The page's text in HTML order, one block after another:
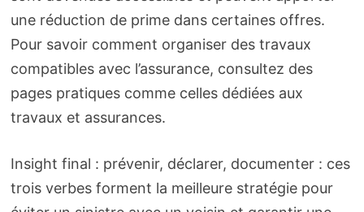
une réduction de prime dans certaines offres.
Pour savoir comment organiser des travaux
compatibles avec l’assurance, consultez des
pages pratiques comme celles dédiées aux
travaux et assurances.
Insight final : prévenir, déclarer, documenter : ces
trois verbes forment la meilleure stratégie pour